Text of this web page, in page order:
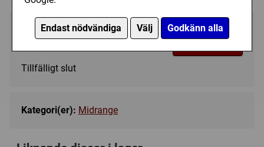
Endast nödvändiga Välj Godkänn alla
189 kr Bevaka
Tillfälligt slut
Kategori(er): Midrange